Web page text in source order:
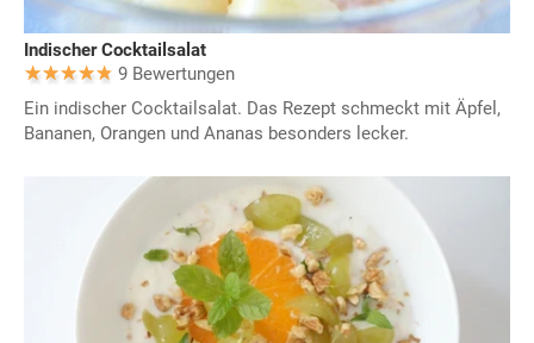
Indischer Cocktailsalat
9 Bewertungen
Ein indischer Cocktailsalat. Das Rezept schmeckt mit Äpfel,
Bananen, Orangen und Ananas besonders lecker.